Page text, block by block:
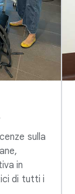
sulla
in
di tutti i